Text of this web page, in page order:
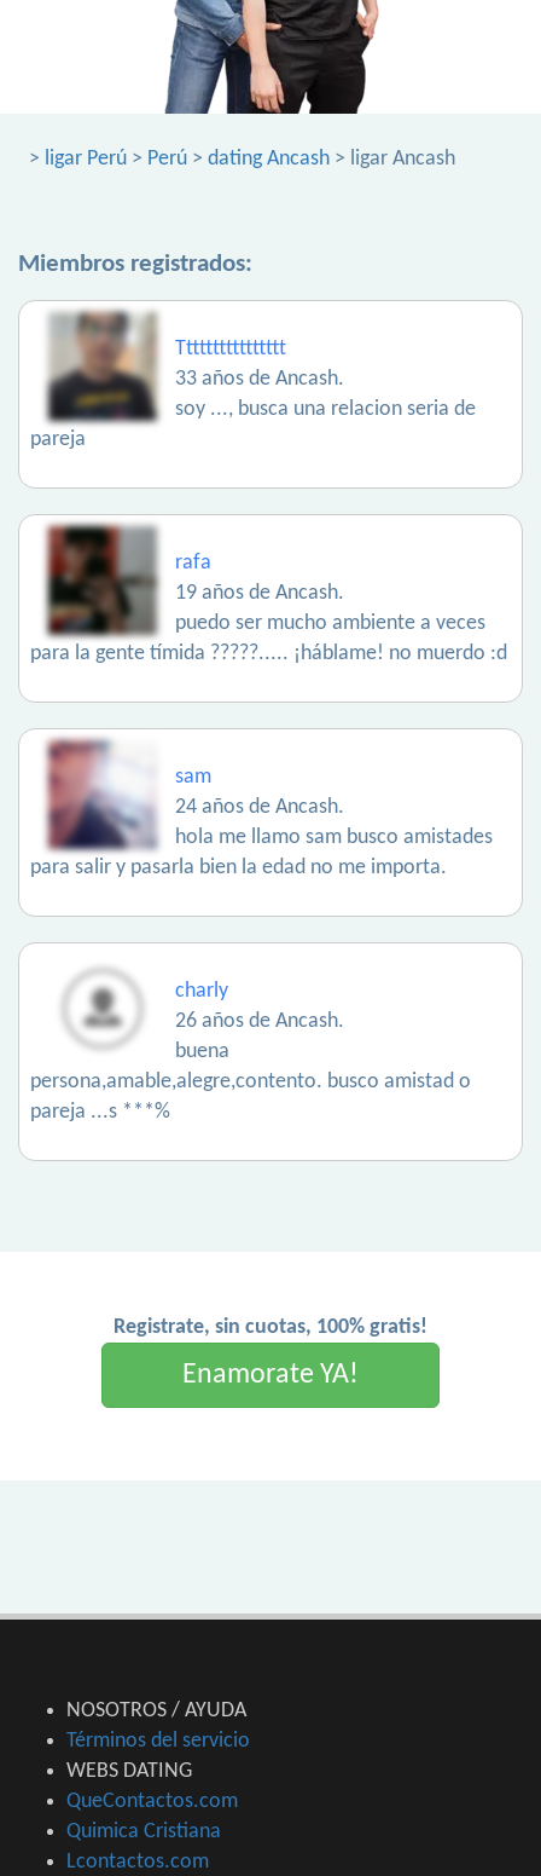
> ligar Perú > Perú > dating Ancash > ligar Ancash
Miembros registrados:
Tttttttttttttttt
33 años de Ancash.
soy ..., busca una relacion seria de
pareja
rafa
19 años de Ancash.
puedo ser mucho ambiente a veces
para la gente tímida ?????..... ¡háblame! no muerdo :d
sam
24 años de Ancash.
hola me llamo sam busco amistades
para salir y pasarla bien la edad no me importa.
charly
26 años de Ancash.
buena
persona,amable,alegre,contento. busco amistad o
pareja ...s ***%
Registrate, sin cuotas, 100% gratis!
Enamorate YA!
NOSOTROS / AYUDA
Términos del servicio
WEBS DATING
QueContactos.com
Quimica Cristiana
Lcontactos.com